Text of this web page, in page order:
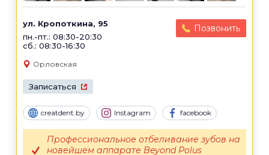
ул. Кропоткина, 95
пн.-пт.: 08:30-20:30
сб.: 08:30-16:30
Позвонить
Орловская
Записаться
creatdent.by Instagram facebook
Профессиональное отбеливание зубов на
новейшем аппарате Beyond Polus